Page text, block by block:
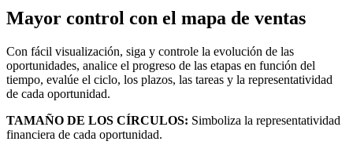
Mayor control con el mapa de ventas
Con fácil visualización, siga y controle la evolución de las
oportunidades, analice el progreso de las etapas en función del
tiempo, evalúe el ciclo, los plazos, las tareas y la representatividad
de cada oportunidad.
TAMAÑO DE LOS CÍRCULOS: Simboliza la representatividad
financiera de cada oportunidad.